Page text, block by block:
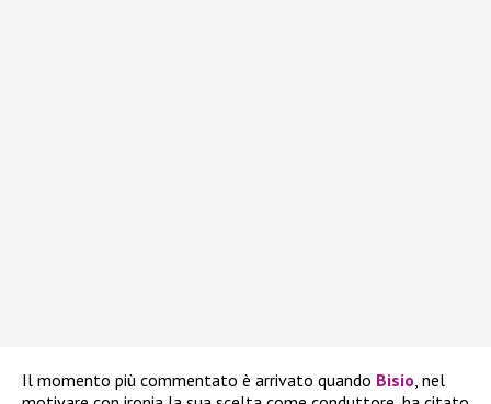
Il momento più commentato è arrivato quando Bisio , nel